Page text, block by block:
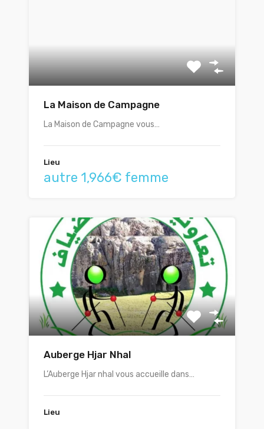
La Maison de Campagne
La Maison de Campagne vous…
Lieu
autre 1,966€ femme
Auberge Hjar Nhal
L’Auberge Hjar nhal vous accueille dans…
Lieu